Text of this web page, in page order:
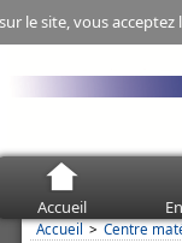
le site, vous
Accueil
Accueil Centre